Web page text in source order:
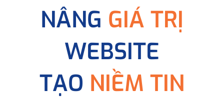
NÂNG GIÁ TRỊ
WEBSITE
TẠO NIỀM TIN